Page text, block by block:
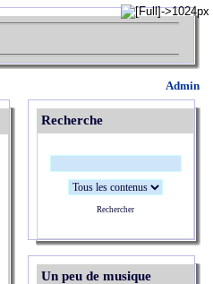
Admin
Recherche
Rechercher
Un peu de musique